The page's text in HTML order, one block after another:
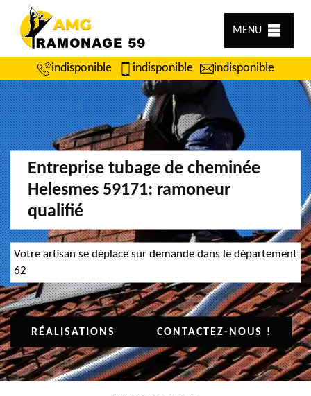
MENU
indisponible indisponible indisponible
Entreprise tubage de cheminée
Helesmes 59171: ramoneur
qualifié
Votre artisan se déplace sur demande dans le département
62
RÉALISATIONS CONTACTEZ-NOUS !